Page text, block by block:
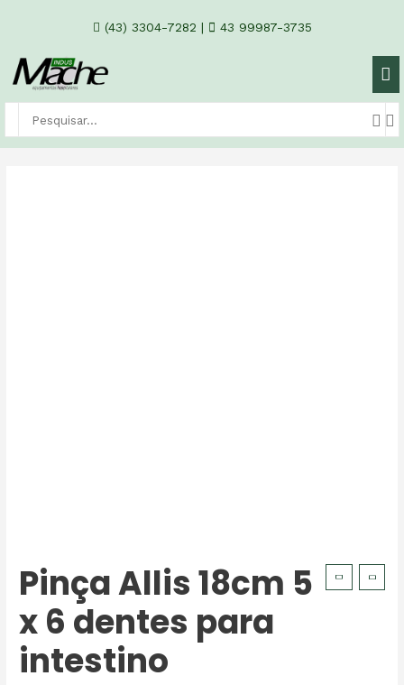
(43) 3304-7282 | 43 99987-3735
Pinça Allis 18cm 5
x 6 dentes para
intestino